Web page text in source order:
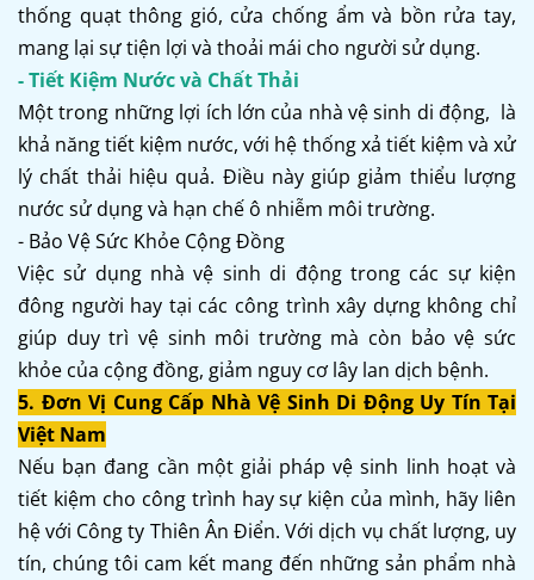
thống quạt thông gió, cửa chống ẩm và bồn rửa tay,
mang lại sự tiện lợi và thoải mái cho người sử dụng.
- Tiết Kiệm Nước và Chất Thải
Một trong những lợi ích lớn của nhà vệ sinh di động, là
khả năng tiết kiệm nước, với hệ thống xả tiết kiệm và xử
lý chất thải hiệu quả. Điều này giúp giảm thiểu lượng
nước sử dụng và hạn chế ô nhiễm môi trường.
- Bảo Vệ Sức Khỏe Cộng Đồng
Việc sử dụng nhà vệ sinh di động trong các sự kiện
đông người hay tại các công trình xây dựng không chỉ
giúp duy trì vệ sinh môi trường mà còn bảo vệ sức
khỏe của cộng đồng, giảm nguy cơ lây lan dịch bệnh.
5. Đơn Vị Cung Cấp Nhà Vệ Sinh Di Động Uy Tín Tại
Việt Nam
Nếu bạn đang cần một giải pháp vệ sinh linh hoạt và
tiết kiệm cho công trình hay sự kiện của mình, hãy liên
hệ với Công ty Thiên Ân Điển. Với dịch vụ chất lượng, uy
tín, chúng tôi cam kết mang đến những sản phẩm nhà